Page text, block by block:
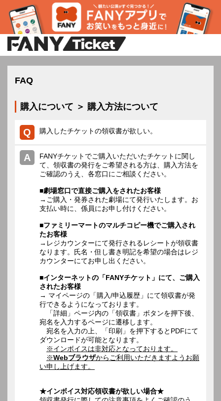
FAQ
購入について ＞ 購入方法について
購入したチケットの領収書が欲しい。
FANYチケットでご購入いただいたチケットに関し
て、領収書の発行をご希望される方は、購入方法を
ご確認のうえ、各窓口にご相談ください。
■劇場窓口で直接ご購入をされたお客様
→ご購入・発券された劇場にて発行いたします。お
支払い時に、係員にお申し付けください。
■ファミリーマートのマルチコピー機でご購入され
たお客様
→レジカウンターにて発行されるレシートが領収書
なります。氏名・但し書き明記を希望の場合はレジ
カウンターにてお申し出ください。
■インターネットの「FANYチケット」にて、ご購入
されたお客様
→ マイページの「購入/申込履歴」にて領収書が発
行できるようになっております。
「詳細」ページ内の「領収書」ボタンを押下後、
宛名を入力するページに遷移します。
宛名を入力の上、「印刷」を押下するとPDFにて
ダウンロードが可能となります。
※インボイスは非対応となっております。
※Webブラウザからご利用いただきますようお願
い申し上げます。
★インボイス対応領収書が欲しい場合★